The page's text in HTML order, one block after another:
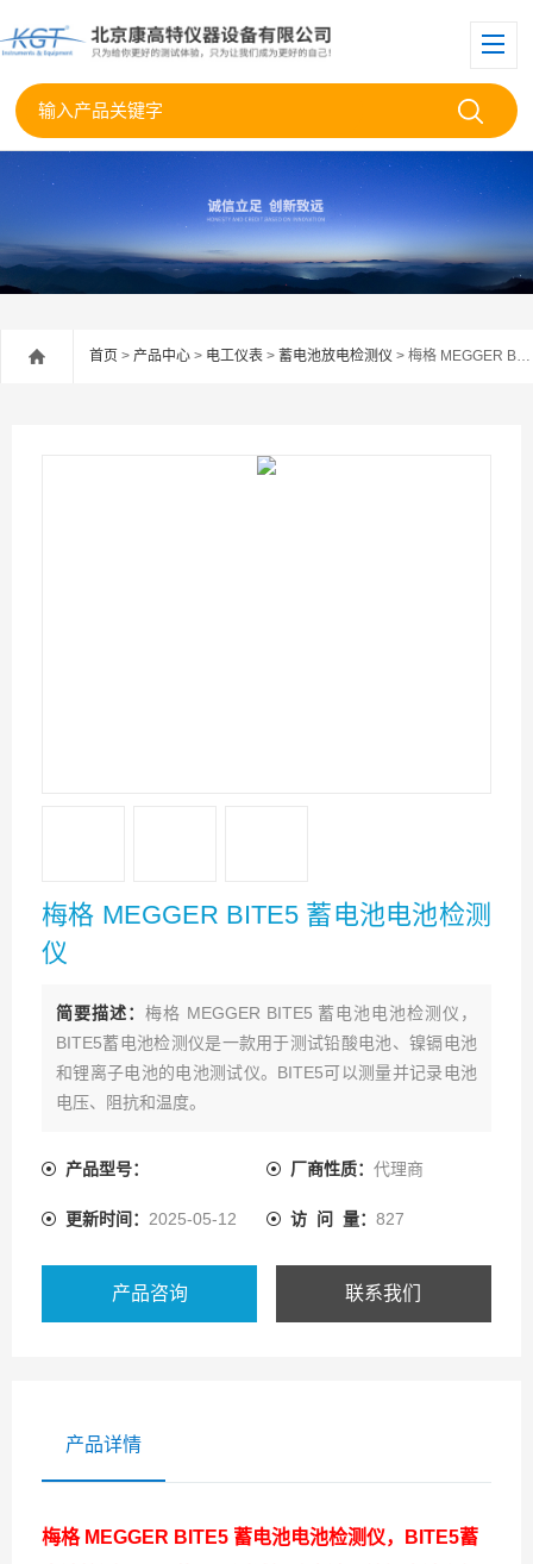
首页 > 产品中心 > 电工仪表 > 蓄电池放电检测仪 > 梅格 MEGGER BITE5 蓄电池电池检测仪
梅格 MEGGER BITE5 蓄电池电池检测
仪
简要描述： 梅格 MEGGER BITE5 蓄电池电池检测仪，
BITE5蓄电池检测仪是一款用于测试铅酸电池、镍镉电池
和锂离子电池的电池测试仪。BITE5可以测量并记录电池
电压、阻抗和温度。
产品型号： 厂商性质： 代理商
更新时间： 2025-05-12 访 问 量： 827
产品咨询 联系我们
产品详情
梅格 MEGGER BITE5 蓄电池电池检测仪，BITE5蓄